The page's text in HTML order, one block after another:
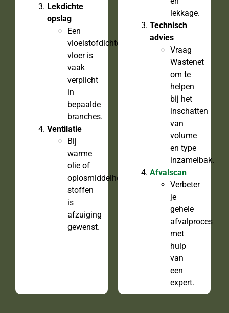
Lekdichte
opslag
Een
vloeistofdichte
vloer is
vaak
verplicht
in
bepaalde
branches.
Ventilatie
Bij
warme
olie of
oplosmiddelhoudende
stoffen
is
afzuiging
gewenst.
lekkage.
Technisch
advies
Vraag
Wastenet
om te
helpen
bij het
inschatten
van
volume
en type
inzamelbak.
Afvalscan
Verbeter
je
gehele
afvalproces
met
hulp
van
een
expert.